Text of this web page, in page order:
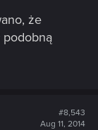
że
podobną
#8,543
Aug 11, 2014